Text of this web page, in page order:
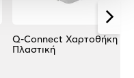
Q-Connect Χαρτοθήκη
Πλαστική